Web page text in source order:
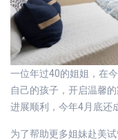
一位年过40的姐姐，在
自己的孩子，开启温馨
进展顺利，今年4月底还
为了帮助更多姐妹赴美